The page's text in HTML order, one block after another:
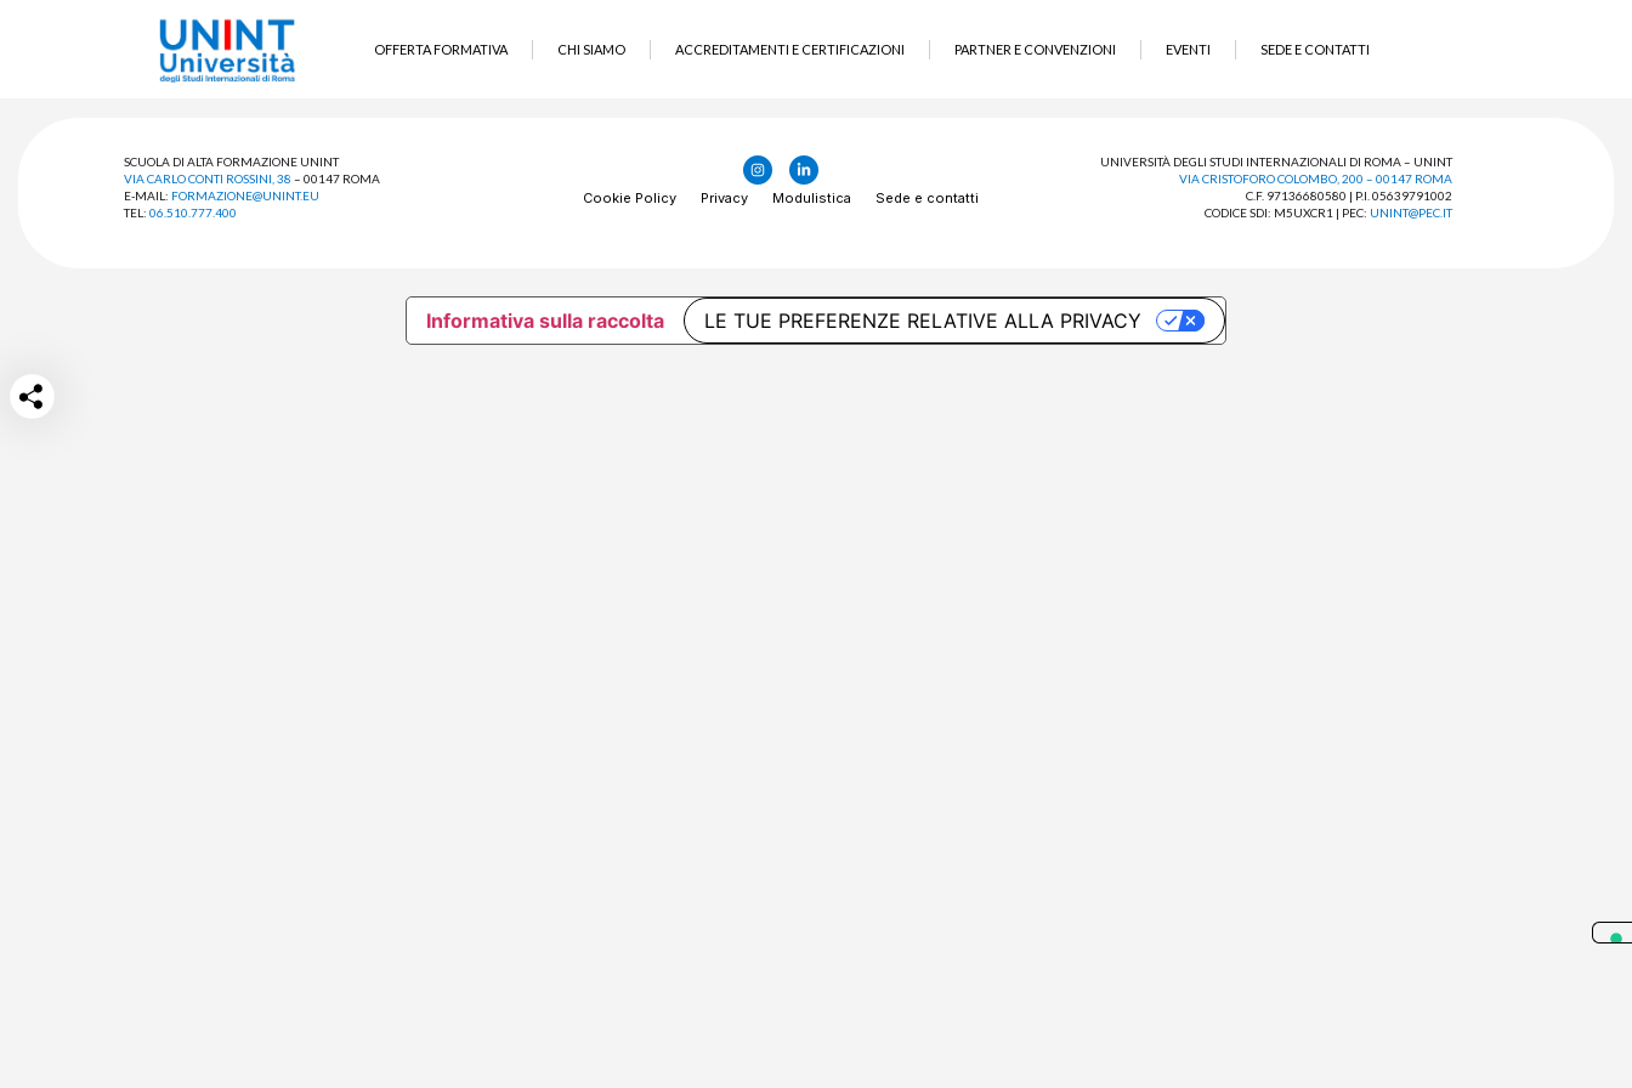
OFFERTA FORMATIVA CHI SIAMO ACCREDITAMENTI E CERTIFICAZIONI PARTNER E CONVENZIONI EVENTI SEDE E CONTATTI
SCUOLA DI ALTA FORMAZIONE UNINT
VIA CARLO CONTI ROSSINI, 38 – 00147 ROMA
E-MAIL: FORMAZIONE@UNINT.EU
TEL: 06.510.777.400
Cookie Policy Privacy Modulistica Sede e contatti
UNIVERSITÀ DEGLI STUDI INTERNAZIONALI DI ROMA – UNINT
VIA CRISTOFORO COLOMBO, 200 – 00147 ROMA
C.F. 97136680580 | P.I. 05639791002
CODICE SDI: M5UXCR1 | PEC: UNINT@PEC.IT
Informativa sulla raccolta LE TUE PREFERENZE RELATIVE ALLA PRIVACY